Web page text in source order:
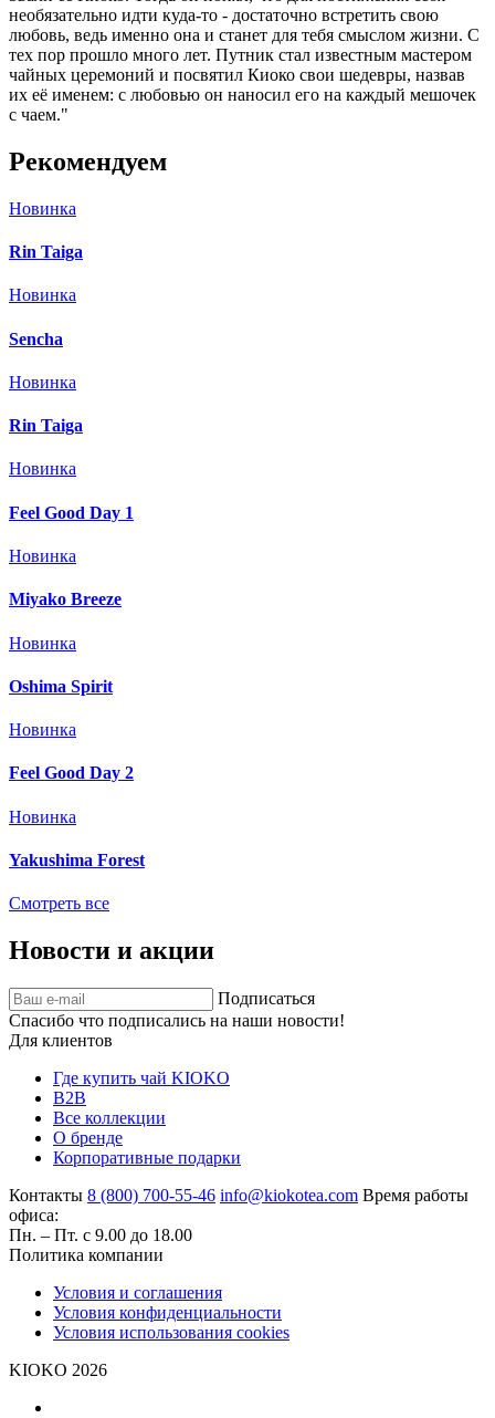
необязательно идти куда-то - достаточно встретить свою
любовь, ведь именно она и станет для тебя смыслом жизни. С
тех пор прошло много лет. Путник стал известным мастером
чайных церемоний и посвятил Киоко свои шедевры, назвав
их её именем: с любовью он наносил его на каждый мешочек
с чаем."
Рекомендуем
Новинка
Rin Taiga
Новинка
Sencha
Новинка
Rin Taiga
Новинка
Feel Good Day 1
Новинка
Miyako Breeze
Новинка
Oshima Spirit
Новинка
Feel Good Day 2
Новинка
Yakushima Forest
Смотреть все
Новости и акции
Подписаться
Спасибо что подписались на наши новости!
Для клиентов
Где купить чай KIOKO
B2B
Все коллекции
О бренде
Корпоративные подарки
Контакты 8 (800) 700-55-46 info@kiokotea.com Время работы
офиса:
Пн. – Пт. с 9.00 до 18.00
Политика компании
Условия и соглашения
Условия конфиденциальности
Условия использования cookies
KIOKO 2026